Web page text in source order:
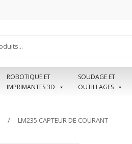
ROBOTIQUE ET
IMPRIMANTES 3D
SOUDAGE ET
OUTILLAGES
LM235 CAPTEUR DE COURANT